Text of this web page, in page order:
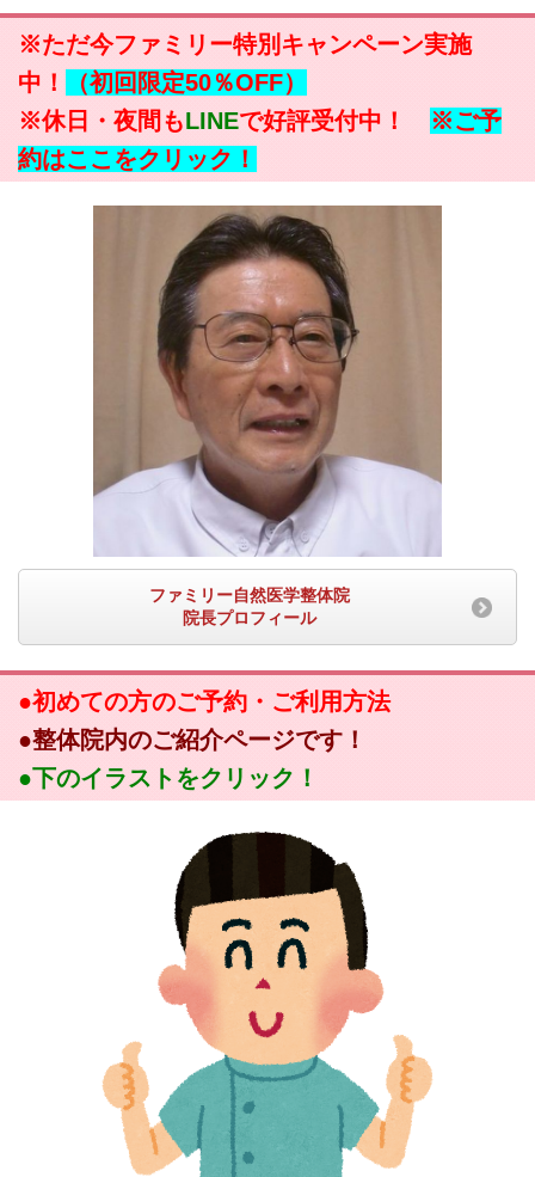
※ただ今ファミリー特別キャンペーン実施
中！
（初回限定50％OFF）
※休日・夜間もLINEで好評受付中！ ※ご予
約はここをクリック！
ファミリー自然医学整体院
院長プロフィール
●初めての方のご予約・ご利用方法
●整体院内のご紹介ページです！
●下のイラストをクリック！